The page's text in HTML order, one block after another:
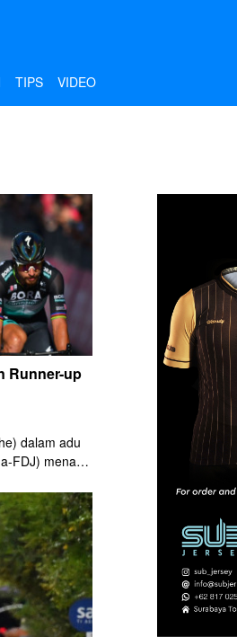
TIPS VIDEO
Runner-up
dalam adu
FDJ) menang